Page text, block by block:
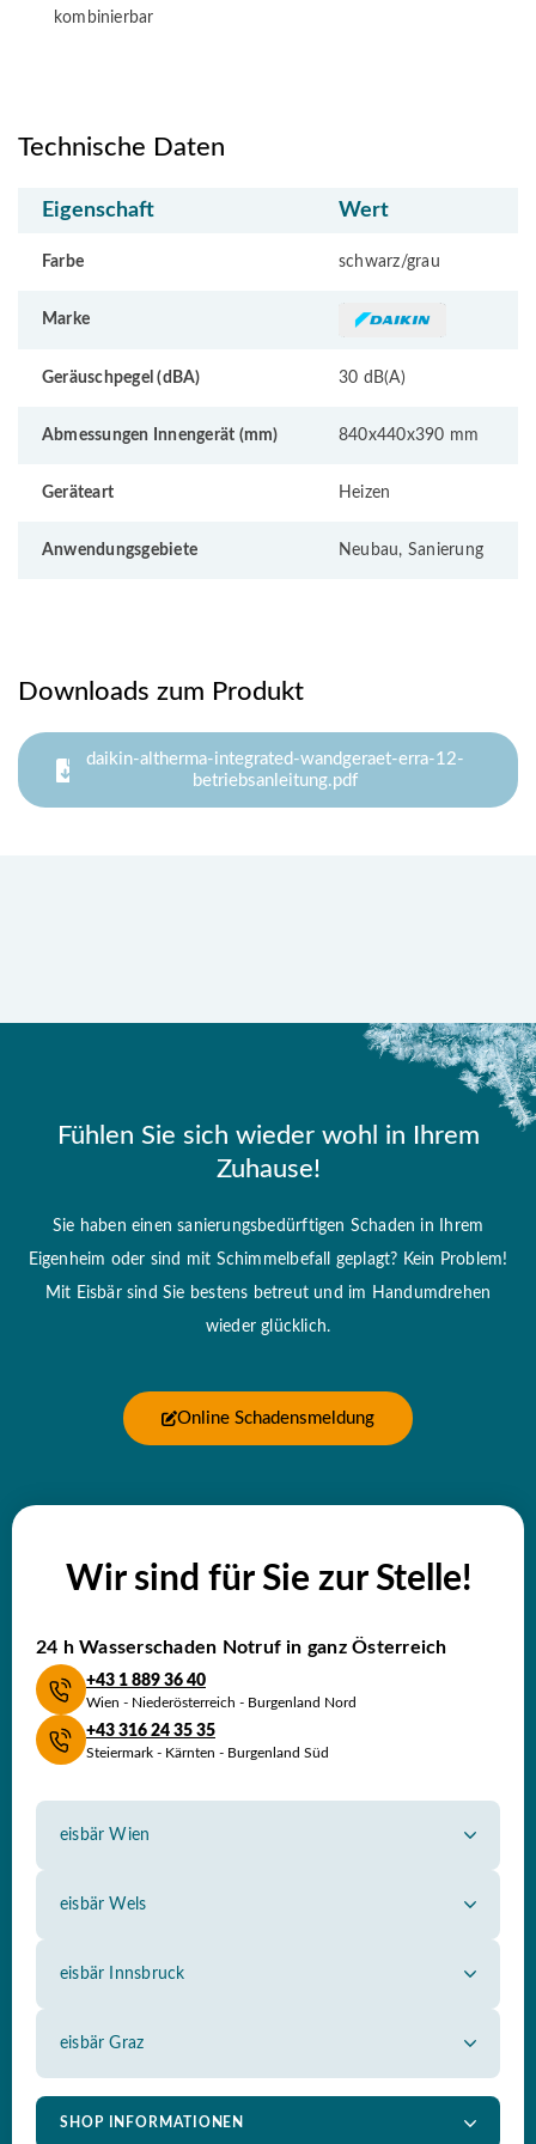
kombinierbar
Technische Daten
Eigenschaft Wert
Farbe schwarz/grau
Marke
Geräuschpegel (dBA) 30 dB(A)
Abmessungen Innengerät (mm) 840x440x390 mm
Geräteart Heizen
Anwendungsgebiete Neubau, Sanierung
Downloads zum Produkt
daikin-altherma-integrated-wandgeraet-erra-12-
betriebsanleitung.pdf
Fühlen Sie sich wieder wohl in Ihrem
Zuhause!
Sie haben einen sanierungsbedürftigen Schaden in Ihrem
Eigenheim oder sind mit Schimmelbefall geplagt? Kein Problem!
Mit Eisbär sind Sie bestens betreut und im Handumdrehen
wieder glücklich.
Online Schadensmeldung
Wir sind für Sie zur Stelle!
24 h Wasserschaden Notruf in ganz Österreich
+43 1 889 36 40
Wien - Niederösterreich - Burgenland Nord
+43 316 24 35 35
Steiermark - Kärnten - Burgenland Süd
eisbär Wien
Tel.: 01 889 36 40
eisbär Wels
Tel.: 07242 59 7 89
eisbär Innsbruck
Tel.: 0512 34 35 00
tirol@eisbaer.com
eisbär Graz
Puntigamer-Straße 127 , 8055 Graz
SHOP INFORMATIONEN